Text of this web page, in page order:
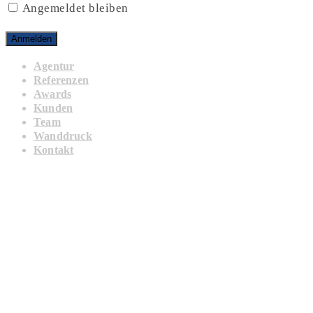
Angemeldet bleiben
Agentur
Referenzen
Awards
Kunden
Team
Wanddruck
Kontakt